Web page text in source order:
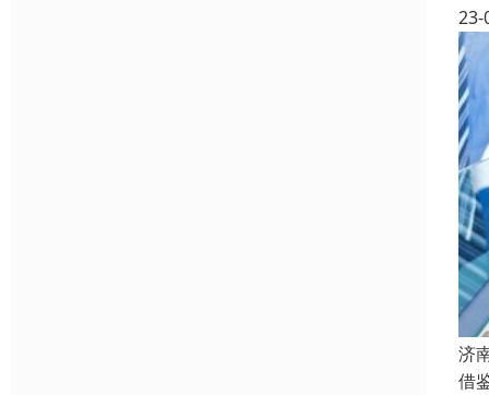
23-
济
借